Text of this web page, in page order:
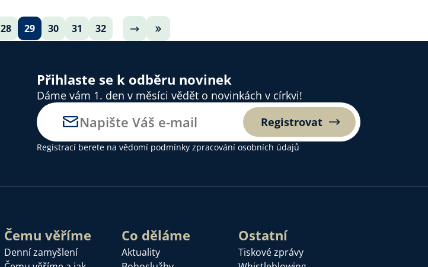
28 29 30 31 32
Přihlaste se k odběru novinek
Dáme vám 1. den v měsíci vědět o novinkách v církvi!
Registrovat
Registrací berete na vědomí podmínky zpracování osobních údajů
Čemu věříme
Denní zamyšlení
Co děláme
Aktuality
Ostatní
Tiskové zprávy